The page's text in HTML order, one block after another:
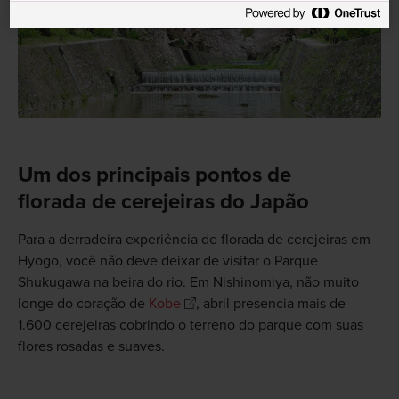
Um dos principais pontos de
florada de cerejeiras do Japão
Para a derradeira experiência de florada de cerejeiras em
Hyogo, você não deve deixar de visitar o Parque
Shukugawa na beira do rio. Em Nishinomiya, não muito
longe do coração de Kobe
, abril presencia mais de
1.600 cerejeiras cobrindo o terreno do parque com suas
flores rosadas e suaves.